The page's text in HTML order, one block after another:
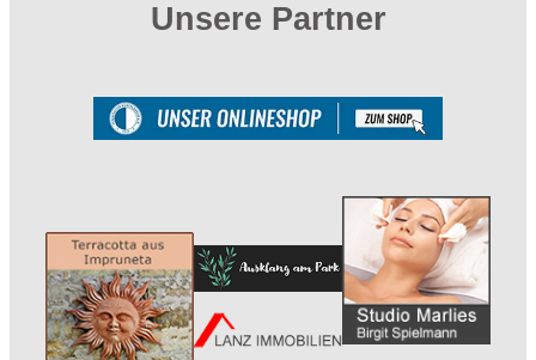
Unsere Partner